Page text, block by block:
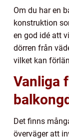
Om du har en
konstruktion
en god idé att
dörren från
vilket kan
Vanliga
Det finns
överväger att